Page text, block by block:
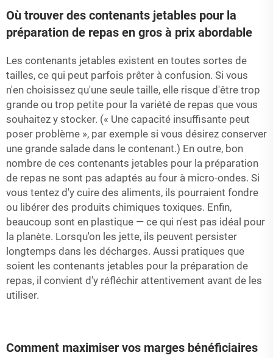
Où trouver des contenants jetables pour la
préparation de repas en gros à prix abordable
Les contenants jetables existent en toutes sortes de
tailles, ce qui peut parfois prêter à confusion. Si vous
n'en choisissez qu'une seule taille, elle risque d'être trop
grande ou trop petite pour la variété de repas que vous
souhaitez y stocker. (« Une capacité insuffisante peut
poser problème », par exemple si vous désirez conserver
une grande salade dans le contenant.) En outre, bon
nombre de ces contenants jetables pour la préparation
de repas ne sont pas adaptés au four à micro-ondes. Si
vous tentez d'y cuire des aliments, ils pourraient fondre
ou libérer des produits chimiques toxiques. Enfin,
beaucoup sont en plastique — ce qui n'est pas idéal pour
la planète. Lorsqu'on les jette, ils peuvent persister
longtemps dans les décharges. Aussi pratiques que
soient les contenants jetables pour la préparation de
repas, il convient d'y réfléchir attentivement avant de les
utiliser.
Comment maximiser vos marges bénéficiaires